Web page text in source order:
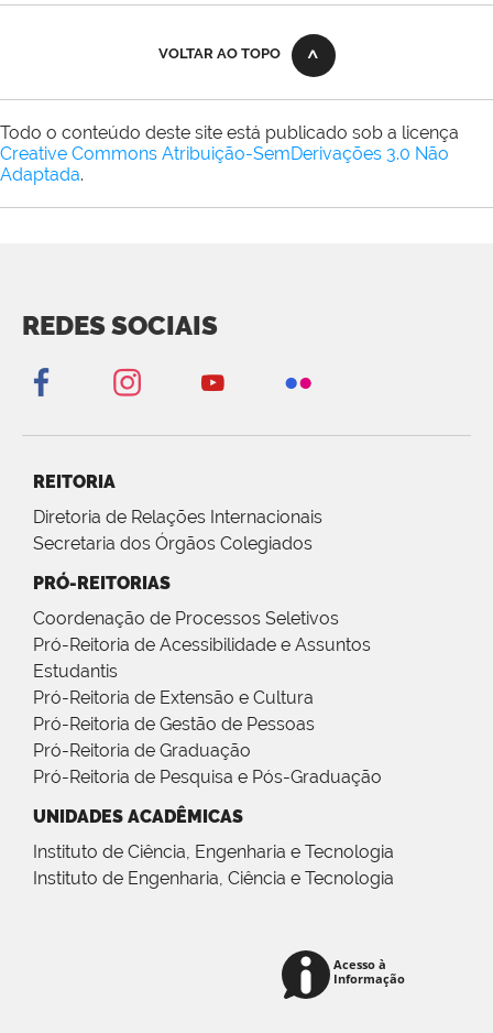
VOLTAR AO TOPO
Todo o conteúdo deste site está publicado sob a licença
Creative Commons Atribuição-SemDerivações 3.0 Não
Adaptada.
REDES SOCIAIS
REITORIA
Diretoria de Relações Internacionais
Secretaria dos Órgãos Colegiados
PRÓ-REITORIAS
Coordenação de Processos Seletivos
Pró-Reitoria de Acessibilidade e Assuntos
Estudantis
Pró-Reitoria de Extensão e Cultura
Pró-Reitoria de Gestão de Pessoas
Pró-Reitoria de Graduação
Pró-Reitoria de Pesquisa e Pós-Graduação
UNIDADES ACADÊMICAS
Instituto de Ciência, Engenharia e Tecnologia
Instituto de Engenharia, Ciência e Tecnologia